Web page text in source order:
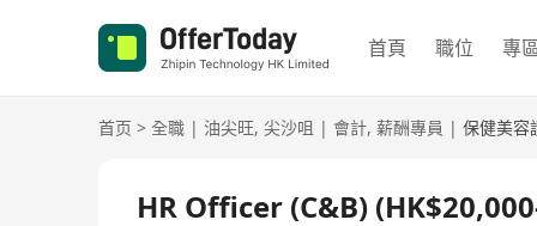
首頁 職位 專
首页 > 全職 | 油尖旺, 尖沙咀 | 會計, 薪酬專員 | 保健美容
HR Officer (C&B)